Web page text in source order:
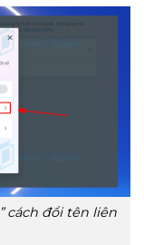
cách đổi tên liên